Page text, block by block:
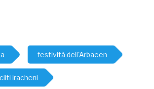
festività dell'Arbaeen
iracheni